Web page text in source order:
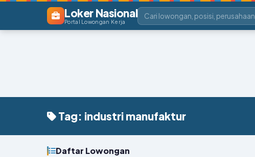
Loker Nasional
Portal Lowongan Kerja
Tag: industri manufaktur
Daftar Lowongan